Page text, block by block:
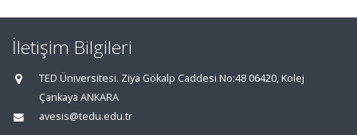
İletişim Bilgileri
TED Üniversitesi. Ziya Gökalp Caddesi No:48 06420, Kolej
Çankaya ANKARA
avesis@tedu.edu.tr